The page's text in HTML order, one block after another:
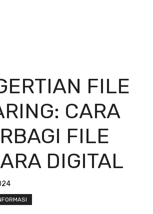
FILE
CARA
FILE
DIGITAL